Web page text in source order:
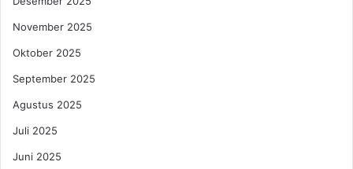
a
S
e
a
r
n
h
n
d
P
a
u
November 2025
Oktober 2025
September 2025
Agustus 2025
Juli 2025
Juni 2025